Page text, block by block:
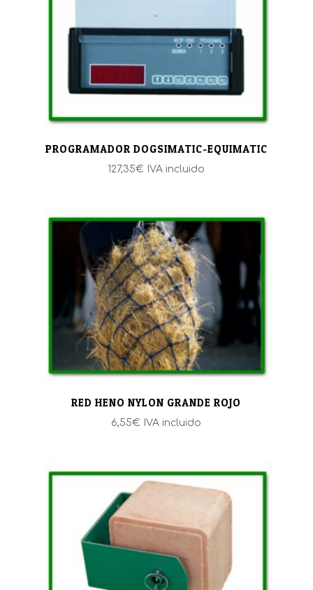
PROGRAMADOR DOGSIMATIC-EQUIMATIC
127,35€ IVA incluido
RED HENO NYLON GRANDE ROJO
6,55€ IVA incluido